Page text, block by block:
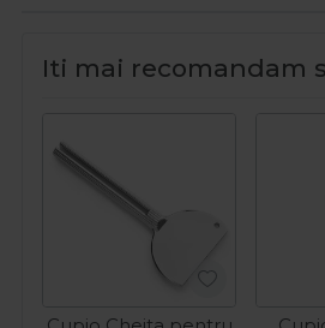
Iti mai recomandam